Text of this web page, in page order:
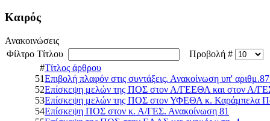
Καιρός
Ανακοινώσεις
Φίλτρο Τίτλου
Προβολή #
#Τίτλος άρθρου
51Επιβολή πλαφόν στις συντάξεις. Ανακοίνωση υπ'
52Επίσκεψη μελών της ΠΟΣ στον Α/ΓΕΕΘΑ και στον Α/
53Επίσκεψη μελών της ΠΟΣ στον ΥΦΕΘΑ κ. Καράμπελα
54Επίσκεψη ΠΟΣ στον κ. Α/ΓΕΣ. Ανακοίνωση 81